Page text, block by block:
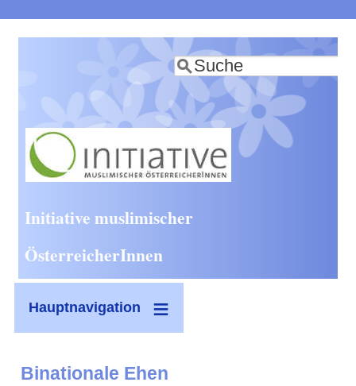
zum
Inhalt
Suche
Initiative muslimischer
ÖsterreicherInnen
Hauptnavigation
Binationale Ehen